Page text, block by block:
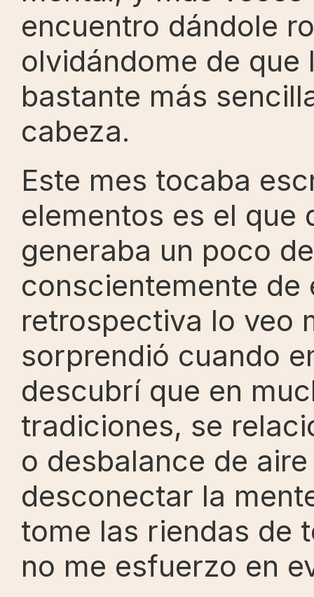
encuentro dándole
olvidándome de que
bastante más
cabeza.
Este mes tocaba
elementos es el que
generaba un poco
conscientemente de
retrospectiva lo veo
sorprendió cuando
descubrí que en
tradiciones, se
o desbalance de
desconectar la
tome las riendas de
no me esfuerzo en